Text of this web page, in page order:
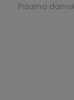
Piżama